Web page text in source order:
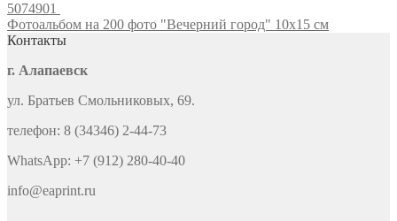
5074901
Фотоальбом на 200 фото "Вечерний город" 10х15 см
Контакты
г. Алапаевск
ул. Братьев Смольниковых, 69.
телефон: 8 (34346) 2-44-73
WhatsApp: +7 (912) 280-40-40
info@eaprint.ru